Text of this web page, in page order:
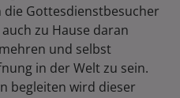
Gottesdienstbesucher
zu Hause daran
und selbst
in der Welt zu sein.
begleiten wird dieser